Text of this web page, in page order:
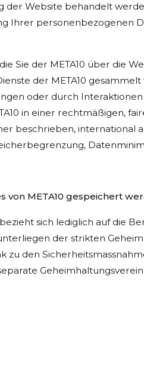
Website behandelt
Ihrer personenbezogenen
Sie der META10 über die
der META10
oder durch
in einer rechtmäßigen,
beschrieben, international
von META10 gespeichert
sich lediglich auf die
der strikten
zu den